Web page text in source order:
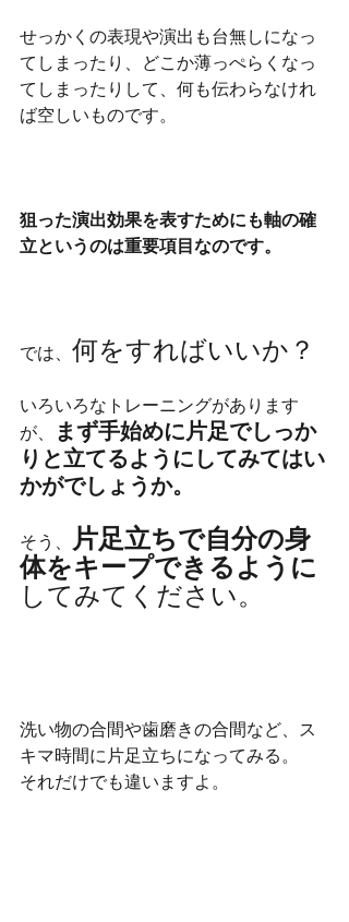
せっかくの表現や演出も台無しになっ
てしまったり、どこか薄っぺらくなっ
てしまったりして、何も伝わらなけれ
ば空しいものです。
狙った演出効果を表すためにも軸の確
立というのは重要項目なのです。
では、 何をすればいいか？
いろいろなトレーニングがあります
が、
まず手始めに片足でしっか
りと立てるようにしてみてはい
かがでしょうか。
そう、 片足立ちで自分の身
体をキープできるように
してみてください。
洗い物の合間や歯磨きの合間など、ス
キマ時間に片足立ちになってみる。
それだけでも違いますよ。